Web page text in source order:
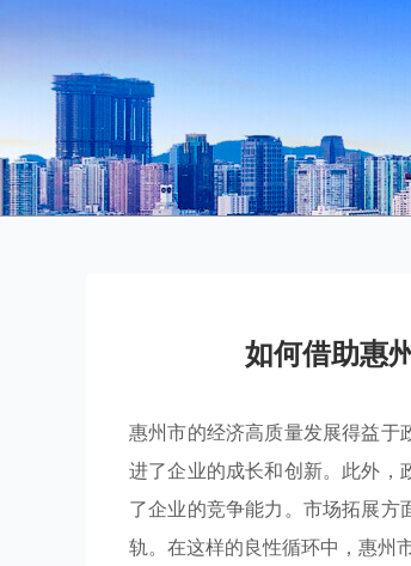
如何借助惠
惠州市的经济高质量发展得益于
进了企业的成长和创新。此外，
了企业的竞争能力。市场拓展
轨。在这样的良性循环中，惠州